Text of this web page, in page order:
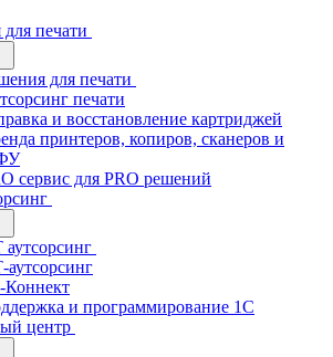
печати
для печати
печати
и восстановление картриджей
принтеров, копиров, сканеров и
сервис для PRO решений
Коннект
и программирование 1С
центр